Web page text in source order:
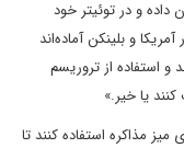
داده و در توئیتر خود
و بلینکن آماده‌اند
و استفاده از تروریسم
یا خیر.»
مذاکره استفاده کنند تا